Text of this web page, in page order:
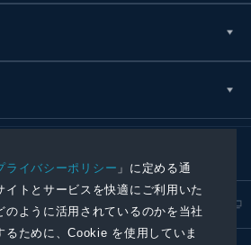
ライバシーポリシー 」に定める通
イトとサービスを快適にご利用いた
のように活用されているのかを当社
るために、Cookie を使用していま
プライバシーポリシー